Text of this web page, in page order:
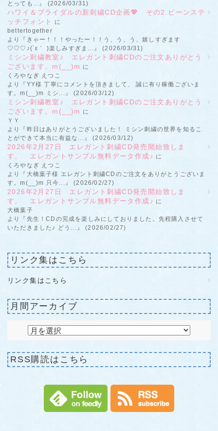
とっても...』 (2026/03/31)
ハワイ＆ブライダルの新刺繍CD企画💖 その2 ビーンステ
ッチフォント
に
bettertogether
より『きゃー！！！やったー！！う、う、う、嬉しすぎます
♡♡♡♪(´ε｀ )楽しみすぎま...』 (2026/03/31)
ミシン刺繍教室♪ エレガント刺繍CDのご注文ありがとう
ございます。m(__)m に
くろやなぎ えつこ
より『YY様 丁寧にコメントを頂きまして、 誠に有り稼働ございま
す。m(__)m ミシ...』 (2026/03/12)
ミシン刺繍教室♪ エレガント刺繍CDのご注文ありがとう
ございます。m(__)m に
ＹＹ
より『昨日はありがとうございました！ ミシン刺繍の世界を知るこ
とができて本当に有益な...』 (2026/03/12)
2026年2月27日 エレガント刺繍CD発売開始致しま
す。 エレガントサンプル無料データ作成♪ に
くろやなぎ えつこ
より『大橋葉子様 エレガント刺繍CDのご注文をありがとうございま
す。m(__)m 只今...』 (2026/02/27)
2026年2月27日 エレガント刺繍CD発売開始致しま
す。 エレガントサンプル無料データ作成♪ に
大橋葉子
より『先生！CDの完成を楽しみにしておりました。先程購入させて
いただきました♪ どう...』 (2026/02/27)
リンク集はこちら
リンク集はこちら
月間アーカイブ
RSS購読はこちら